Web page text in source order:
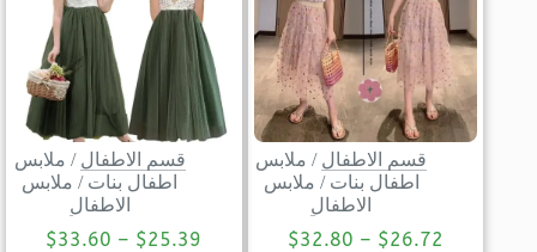
قسم الاطفال / ملابس
اطفال بنات / ملابس
الاطفال
$26.72
–
$32.80
قسم الاطفال / ملابس
اطفال بنات / ملابس
الاطفال
$25.39
–
$33.60